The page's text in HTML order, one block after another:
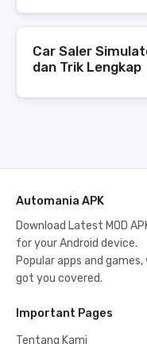
Car Saler
dan Trik Lengkap
Automania APK
Download Latest MOD
for your Android device.
Popular apps and games,
got you covered.
Important Pages
Tentang Kami